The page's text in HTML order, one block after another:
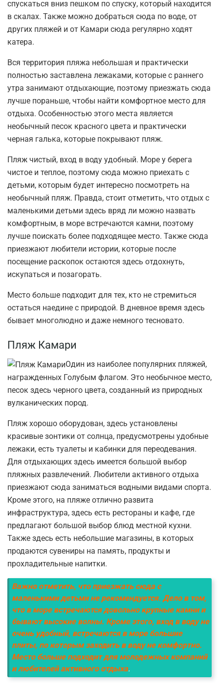
спускаться вниз пешком по спуску, который находится
в скалах. Также можно добраться сюда по воде, от
других пляжей и от Камари сюда регулярно ходят
катера.
Вся территория пляжа небольшая и практически
полностью заставлена лежаками, которые с раннего
утра занимают отдыхающие, поэтому приезжать сюда
лучше пораньше, чтобы найти комфортное место для
отдыха. Особенностью этого места является
необычный песок красного цвета и практически
черная галька, которые покрывают пляж.
Пляж чистый, вход в воду удобный. Море у берега
чистое и теплое, поэтому сюда можно приехать с
детьми, которым будет интересно посмотреть на
необычный пляж. Правда, стоит отметить, что отдых с
маленькими детьми здесь вряд ли можно назвать
комфортным, в море встречаются камни, поэтому
лучше поискать более подходящее место. Также сюда
приезжают любители истории, которые после
посещение раскопок остаются здесь отдохнуть,
искупаться и позагорать.
Место больше подходит для тех, кто не стремиться
остаться наедине с природой. В дневное время здесь
бывает многолюдно и даже немного тесновато.
Пляж Камари
Один из наиболее популярних пляжей,
награжденных Голубым флагом. Это необычное место,
песок здесь черного цвета, созданный из природных
вулканических пород.
Пляж хорошо оборудован, здесь установлены
красивые зонтики от солнца, предусмотрены удобные
лежаки, есть туалеты и кабинки для переодевания.
Для отдыхающих здесь имеется большой выбор
пляжных развлечений. Любители активного отдыха
приезжают сюда заниматься водными видами спорта.
Кроме этого, на пляже отлично развита
инфраструктура, здесь есть рестораны и кафе, где
предлагают большой выбор блюд местной кухни.
Также здесь есть небольшие магазины, в которых
продаются сувениры на память, продукты и
прохладительные напитки.
Важно отметить, что приезжать сюда с
маленькими детьми не рекомендуется. Дело в том,
что в море встречаются довольно крупные камни и
бывают высокие волны. Кроме этого, вход в воду не
очень удобный, встречаются в море большие
плиты, по которым заходить в воду не комфортно.
Место больше подходит для молодежных компаний
и любителей активного отдыха.